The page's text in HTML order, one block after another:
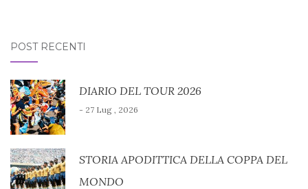
POST RECENTI
DIARIO DEL TOUR 2026
- 27 Lug , 2026
STORIA APODITTICA DELLA COPPA DEL
MONDO